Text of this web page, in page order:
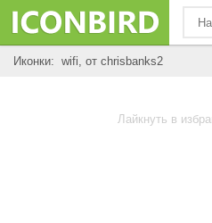
Иконки: wifi, от chrisbanks2
Лайкнуть в